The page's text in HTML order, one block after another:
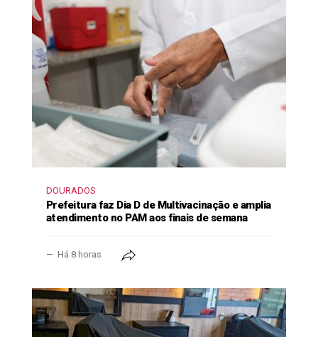
DOURADOS
Prefeitura faz Dia D de Multivacinação e amplia
atendimento no PAM aos finais de semana
Há 8 horas